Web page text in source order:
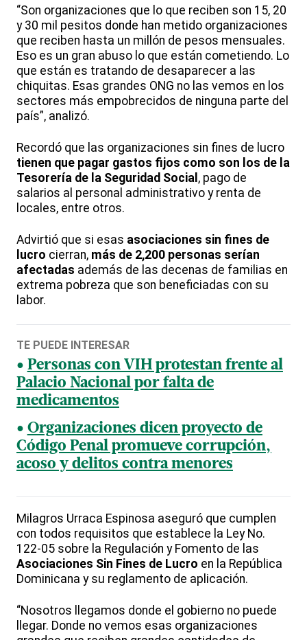
“Son organizaciones que lo que reciben son 15, 20
y 30 mil pesitos donde han metido organizaciones
que reciben hasta un millón de pesos mensuales.
Eso es un gran abuso lo que están cometiendo. Lo
que están es tratando de desaparecer a las
chiquitas. Esas grandes ONG no las vemos en los
sectores más empobrecidos de ninguna parte del
país”, analizó.
Recordó que las organizaciones sin fines de lucro
tienen que pagar gastos fijos como son los de la
Tesorería de la Seguridad Social , pago de
salarios al personal administrativo y renta de
locales, entre otros.
Advirtió que si esas asociaciones sin fines de
lucro cierran, más de 2,200 personas serían
afectadas además de las decenas de familias en
extrema pobreza que son beneficiadas con su
labor.
TE PUEDE INTERESAR
Personas con VIH protestan frente al
Palacio Nacional por falta de
medicamentos
Organizaciones dicen proyecto de
Código Penal promueve corrupción,
acoso y delitos contra menores
Milagros Urraca Espinosa aseguró que cumplen
con todos requisitos que establece la Ley No.
122-05 sobre la Regulación y Fomento de las
Asociaciones Sin Fines de Lucro en la República
Dominicana y su reglamento de aplicación.
“Nosotros llegamos donde el gobierno no puede
llegar. Donde no vemos esas organizaciones